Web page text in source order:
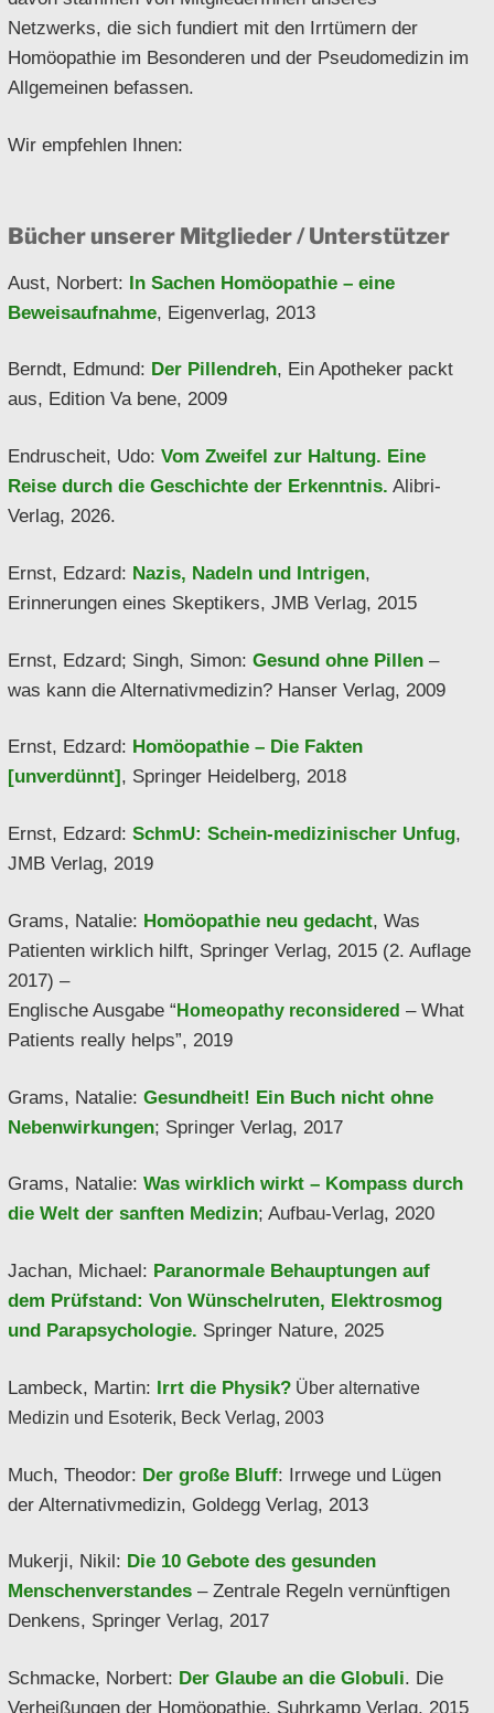
Netzwerks, die sich fundiert mit den Irrtümern der
Homöopathie im Besonderen und der Pseudomedizin im
Allgemeinen befassen.
Wir empfehlen Ihnen:
Bücher unserer Mitglieder / Unterstützer
Aust, Norbert: In Sachen Homöopathie – eine
Beweisaufnahme, Eigenverlag, 2013
Berndt, Edmund: Der Pillendreh, Ein Apotheker packt
aus, Edition Va bene, 2009
Endruscheit, Udo: Vom Zweifel zur Haltung. Eine
Reise durch die Geschichte der Erkenntnis. Alibri-
Verlag, 2026.
Ernst, Edzard: Nazis, Nadeln und Intrigen,
Erinnerungen eines Skeptikers, JMB Verlag, 2015
Ernst, Edzard; Singh, Simon: Gesund ohne Pillen –
was kann die Alternativmedizin? Hanser Verlag, 2009
Ernst, Edzard: Homöopathie – Die Fakten
[unverdünnt] , Springer Heidelberg, 2018
Ernst, Edzard: SchmU: Schein-medizinischer Unfug,
JMB Verlag, 2019
Grams, Natalie: Homöopathie neu gedacht, Was
Patienten wirklich hilft, Springer Verlag, 2015 (2. Auflage
2017) –
Englische Ausgabe “ Homeopathy reconsidered – What
Patients really helps”, 2019
Grams, Natalie: Gesundheit! Ein Buch nicht ohne
Nebenwirkungen; Springer Verlag, 2017
Grams, Natalie: Was wirklich wirkt – Kompass durch
die Welt der sanften Medizin; Aufbau-Verlag, 2020
Jachan, Michael: Paranormale Behauptungen auf
dem Prüfstand: Von Wünschelruten, Elektrosmog
und Parapsychologie. Springer Nature, 2025
Lambeck, Martin: Irrt die Physik? Über alternative
Medizin und Esoterik, Beck Verlag, 2003
Much, Theodor: Der große Bluff: Irrwege und Lügen
der Alternativmedizin, Goldegg Verlag, 2013
Mukerji, Nikil: Die 10 Gebote des gesunden
Menschenverstandes – Zentrale Regeln vernünftigen
Denkens, Springer Verlag, 2017
Schmacke, Norbert: Der Glaube an die Globuli. Die
Verheißungen der Homöopathie, Suhrkamp Verlag, 2015